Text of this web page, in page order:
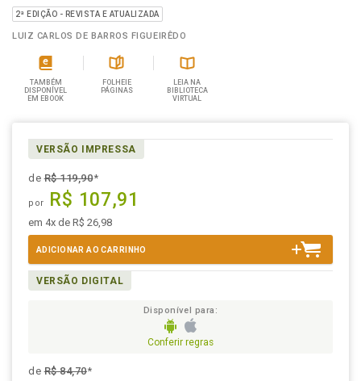
2ª EDIÇÃO - REVISTA E ATUALIZADA
LUIZ CARLOS DE BARROS FIGUEIRÊDO
TAMBÉM
DISPONÍVEL
EM EBOOK
FOLHEIE
PÁGINAS
LEIA NA
BIBLIOTECA
VIRTUAL
VERSÃO IMPRESSA
deR$ 119,90*
por R$ 107,91
em 4x de R$ 26,98
ADICIONAR AO CARRINHO
VERSÃO DIGITAL
Disponível para:
Conferir regras
deR$ 84,70*